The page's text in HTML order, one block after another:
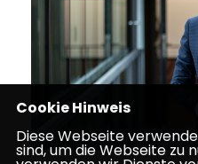
Cookie Hinweis
Diese Webseite
sind, um die Webseite zu